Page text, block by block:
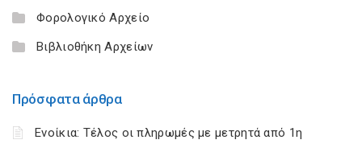
Φορολογικό Αρχείο
Βιβλιοθήκη Αρχείων
Πρόσφατα άρθρα
Ενοίκια: Τέλος οι πληρωμές με μετρητά από 1η